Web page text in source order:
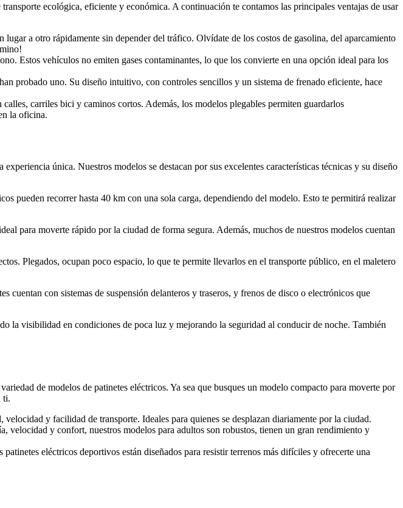
ecológica, eficiente y económica. A continuación te contamos las principales ventajas de usar
a otro rápidamente sin depender del tráfico. Olvídate de los costos de gasolina, del aparcamiento
Estos vehículos no emiten gases contaminantes, lo que los convierte en una opción ideal para los
probado uno. Su diseño intuitivo, con controles sencillos y un sistema de frenado eficiente, hace
carriles bici y caminos cortos. Además, los modelos plegables permiten guardarlos
la oficina.
única. Nuestros modelos se destacan por sus excelentes características técnicas y su diseño
pueden recorrer hasta 40 km con una sola carga, dependiendo del modelo. Esto te permitirá realizar
para moverte rápido por la ciudad de forma segura. Además, muchos de nuestros modelos cuentan
Plegados, ocupan poco espacio, lo que te permite llevarlos en el transporte público, en el maletero
cuentan con sistemas de suspensión delanteros y traseros, y frenos de disco o electrónicos que
la visibilidad en condiciones de poca luz y mejorando la seguridad al conducir de noche. También
de modelos de patinetes eléctricos. Ya sea que busques un modelo compacto para moverte por
ti.
y facilidad de transporte. Ideales para quienes se desplazan diariamente por la ciudad.
velocidad y confort, nuestros modelos para adultos son robustos, tienen un gran rendimiento y
eléctricos deportivos están diseñados para resistir terrenos más difíciles y ofrecerte una